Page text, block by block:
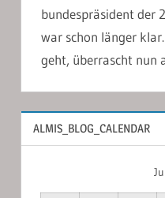
bundespräsident der
war schon länger
geht, überrascht nun
ALMIS_BLOG_CALENDAR